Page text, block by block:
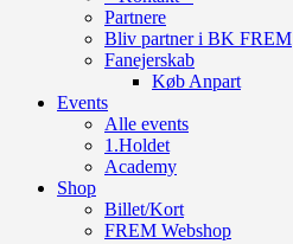
Partnere
Bliv partner i BK FREM
Fanejerskab
Køb Anpart
Events
Alle events
1.Holdet
Academy
Shop
Billet/Kort
FREM Webshop